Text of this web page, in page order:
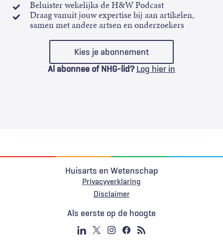
Beluister wekelijks de H&W Podcast
Draag vanuit jouw expertise bij aan artikelen,
samen met andere artsen en onderzoekers
Kies je abonnement
Al abonnee of NHG-lid? Log hier in
Huisarts en Wetenschap
Privacyverklaring
Voet
Disclaimer
Als eerste op de hoogte